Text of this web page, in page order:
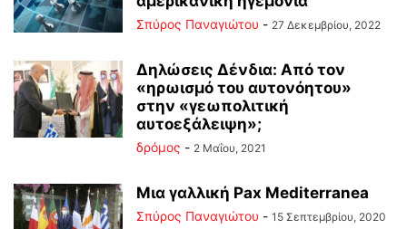
Σπύρος Παναγιώτου - 27 Δεκεμβρίου, 2022
Δηλώσεις Δένδια: Από τον
«ηρωισμό του αυτονόητου»
στην «γεωπολιτική
αυτοεξάλειψη»;
δρόμος - 2 Μαΐου, 2021
Μια γαλλική Pax Mediterranea
Σπύρος Παναγιώτου - 15 Σεπτεμβρίου, 2020